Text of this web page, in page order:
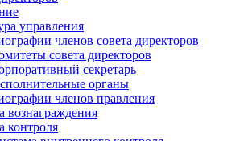
управления
членов совета директоров
совета директоров
секретарь
органы
членов правления
вознаграждения
контроля